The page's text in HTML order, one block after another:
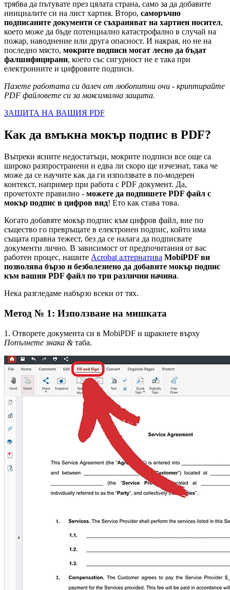
трябва да пътувате през цялата страна, само за да добавите
инициалите си на лист хартия. Второ, саморъчно
подписаните документи се съхраняват на хартиен носител,
което може да бъде потенциално катастрофално в случай на
пожар, наводнение или друга опасност. И накрая, но не на
последно място, мокрите подписи могат лесно да бъдат
фалшифицирани, което със сигурност не е така при
електронните и цифровите подписи.
Пазете работата си далеч от любопитни очи - криптирайте
PDF файловете си за максимална защита.
ЗАЩИТА НА ВАШИЯ PDF
Как да вмъкна мокър подпис в PDF?
Въпреки ясните недостатъци, мокрите подписи все още са
широко разпространени и едва ли скоро ще изчезнат, така че
може да се научите как да ги използвате в по-модерен
контекст, например при работа с PDF документ. Да,
прочетохте правилно - можете да подпишете PDF файл с
мокър подпис в цифров вид! Ето как става това.
Когато добавяте мокър подпис към цифров файл, вие по
същество го превръщате в електронен подпис, който има
същата правна тежест, без да се налага да подписвате
документи лично. В зависимост от предпочитания от вас
работен процес, нашите Acrobat алтернатива MobiPDF ви
позволява бързо и безболезнено да добавите мокър подпис
към вашия PDF файл по три различни начина.
Нека разгледаме набързо всеки от тях.
Метод № 1: Използване на мишката
1. Отворете документа си в MobiPDF и щракнете върху
Попълнете знака &таба.